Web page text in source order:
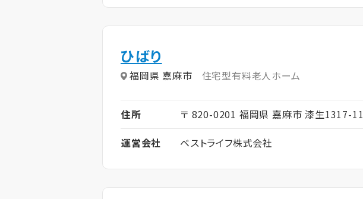
ひばり
福岡県 嘉麻市 住宅型有料老人ホーム
住所
〒 820-0201 福岡県 嘉麻市 漆生1317-11
運営会社
ベストライフ株式会社